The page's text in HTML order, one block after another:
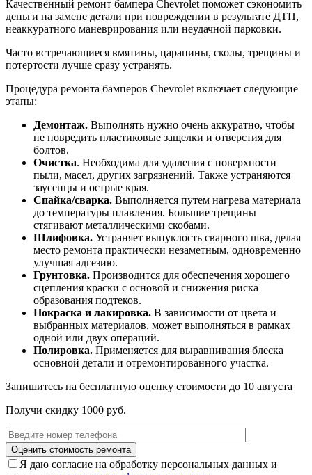
Качественный ремонт бампера Chevrolet поможет сэкономить
деньги на замене детали при повреждении в результате ДТП,
неаккуратного маневрирования или неудачной парковки.
Часто встречающиеся вмятины, царапины, сколы, трещины и
потертости лучше сразу устранять.
Процедура ремонта бамперов Chevrolet включает следующие
этапы:
Демонтаж. Выполнять нужно очень аккуратно, чтобы
не повредить пластиковые защелки и отверстия для
болтов.
Очистка. Необходима для удаления с поверхности
пыли, масел, других загрязнений. Также устраняются
заусенцы и острые края.
Спайка/сварка. Выполняется путем нагрева материала
до температуры плавления. Большие трещины
стягивают металлическими скобами.
Шлифовка. Устраняет выпуклость сварного шва, делая
место ремонта практически незаметным, одновременно
улучшая адгезию.
Грунтовка. Производится для обеспечения хорошего
сцепления краски с основой и снижения риска
образования подтеков.
Покраска и лакировка. В зависимости от цвета и
выбранных материалов, может выполняться в рамках
одной или двух операций.
Полировка. Применяется для выравнивания блеска
основной детали и отремонтированного участка.
Запишитесь на бесплатную оценку стоимости до 10 августа
Получи скидку 1000 руб.
Я даю согласие на обработку персональных данных и